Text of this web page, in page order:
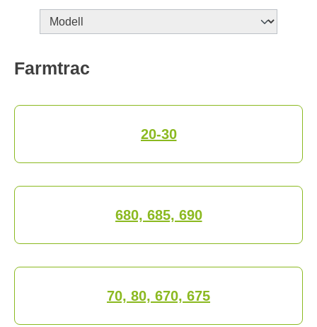
Farmtrac
20-30
680, 685, 690
70, 80, 670, 675